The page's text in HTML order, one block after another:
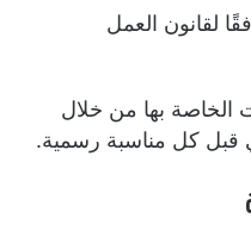
لقانون العمل
الخاصة بها من خلال
قبل كل مناسبة رسمية.